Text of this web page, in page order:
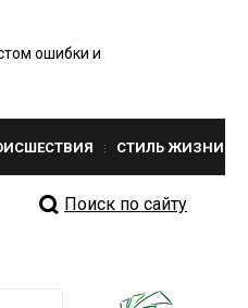
ошибки и
СТИЛЬ ЖИЗНИ
Поиск по сайту